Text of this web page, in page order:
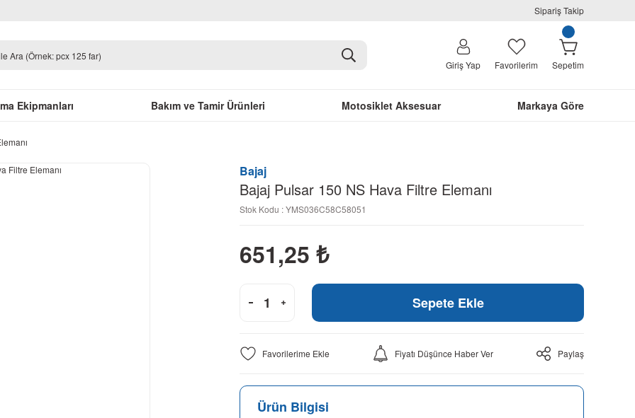
Sipariş Takip
Giriş Yap Favorilerim Sepetim
Ekipmanları Bakım ve Tamir Ürünleri Motosiklet Aksesuar Markaya Göre
Bajaj
Bajaj Pulsar 150 NS Hava Filtre Elemanı
Stok Kodu : YMS036C58C58051
651,25 ₺
Sepete Ekle
Fiyatı Düşünce Haber Ver Paylaş
Ürün Bilgisi